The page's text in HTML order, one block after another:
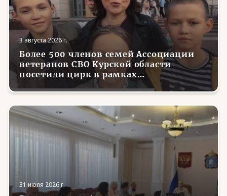
3 августа 2026 г.
Более 500 членов семей Ассоциации
ветеранов СВО Курской области
посетили цирк в рамках
всероссийской акции
31 июля 2026 г.